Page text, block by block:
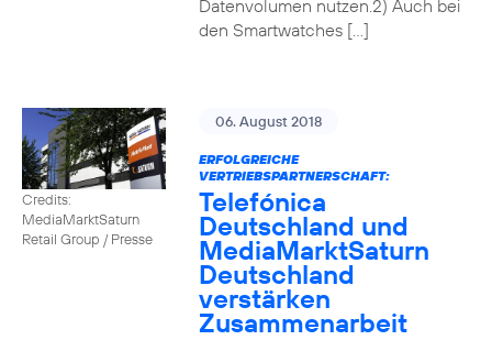
Datenvolumen nutzen.2) Auch bei
den Smartwatches […]
Credits:
MediaMarktSaturn
Retail Group / Presse
06. August 2018
ERFOLGREICHE
VERTRIEBSPARTNERSCHAFT:
Telefónica
Deutschland und
MediaMarktSaturn
Deutschland
verstärken
Zusammenarbeit